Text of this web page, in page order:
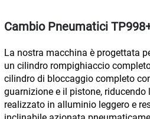
Cambio Pneumatici
La nostra macchina è progettata
un cilindro rompighiaccio
cilindro di bloccaggio completo
guarnizione e il pistone,
realizzato in alluminio leggero e